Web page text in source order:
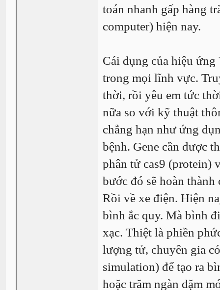
toán nhanh gấp hàng
computer) hiện nay.
Cái dụng của hiệu
trong mọi lĩnh vực.
thời, rồi yêu em tức
nữa so với kỹ thuật
chẳng hạn như ứng
bệnh. Gene cần được
phân tử cas9 (protein)
bước đó sẽ hoàn
Rồi về xe điện. Hiện
bình ắc quy. Mà bình
xạc. Thiệt là phiền
lượng tử, chuyên gia
simulation) để tạo ra
hoặc trăm ngàn dặm